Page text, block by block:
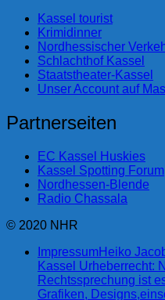
Kassel tourist
Krimidinner
Nordhessischer
Schlachthof Kassel
Staatstheater-Kassel
Unser Account auf
Partnerseiten
EC Kassel Huskies
Kassel Spotting Forum
Nordhessen-Blende
Radio Chassala
© 2020 NHR
ImpressumHeiko
Kassel Urheberrecht:
Rechtssprechung ist
Grafiken,